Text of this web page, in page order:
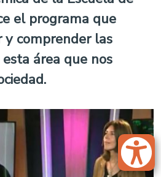
el programa que
y comprender las
área que nos